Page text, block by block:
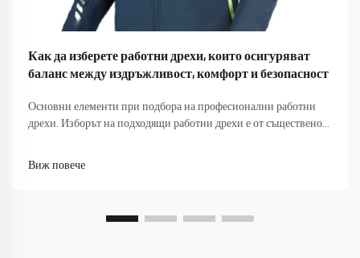
Как да изберете работни дрехи, които осигуряват
баланс между издръжливост, комфорт и безопасност
Основни елементи при подбора на професионални работни
дрехи. Изборът на подходящи работни дрехи е от съществено
Виж повече